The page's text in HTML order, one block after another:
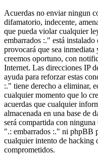
Acuerdas no enviar ningun
difamatorio, indecente,
que pueda violar cualquier
embarrados :." está
provocará que sea
creemos oportuno, con
Internet. Las direcciones IP
ayuda para reforzar estas
:." tiene derecho a eliminar,
cualquier momento que lo
acuerdas que cualquier
almacenada en una base de
será compartida con
".: embarrados :." ni phpBB
cualquier intento de hacking
comprometidos.